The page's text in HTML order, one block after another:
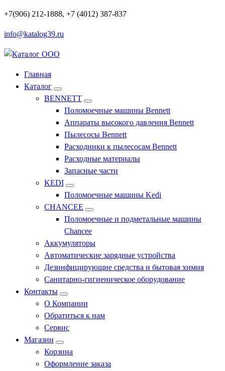
Перейти
содержимому
+7(906) 212-1888, +7 (4012) 387-837
info@katalog39.ru
Профессиональное оборудование и инструменты
Главная
Каталог
BENNETT
Поломоечные машины Bennett
Аппараты высокого давления Bennett
Пылесосы Bennett
Расходники к пылесосам Bennett
Расходные материалы
Запасные части
KEDI
Поломоечные машины Kedi
CHANCEE
Поломоечные и подметальные машины
Chancee
Аккумуляторы
Автоматические зарядные устройства
Дезинфицирующие средства и бытовая химия
Санитарно-гигиеническое оборудование
Контакты
О Компании
Обратиться к нам
Сервис
Магазин
Корзина
Оформление заказа